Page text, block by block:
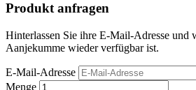
Produkt anfragen
Hinterlassen Sie ihre E-Mail-Adresse und
Aanjekumme wieder verfügbar ist.
E-Mail-Adresse
Menge